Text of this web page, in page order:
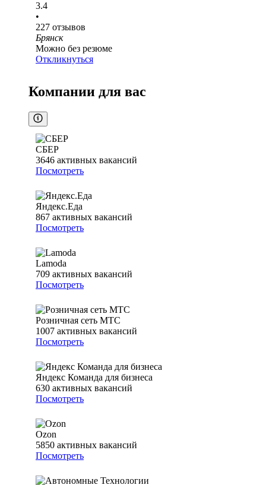
3.4
•
227 отзывов
Брянск
Можно без резюме
Откликнуться
Компании для вас
СБЕР
3646 активных вакансий
Посмотреть
Яндекс.Еда
867 активных вакансий
Посмотреть
Lamoda
709 активных вакансий
Посмотреть
Розничная сеть МТС
1007 активных вакансий
Посмотреть
Яндекс Команда для бизнеса
630 активных вакансий
Посмотреть
Ozon
5850 активных вакансий
Посмотреть